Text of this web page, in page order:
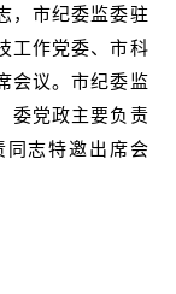
，市纪委监委驻
工作党委、市科
会议。市纪委监
委党政主要负责
同志特邀出席会